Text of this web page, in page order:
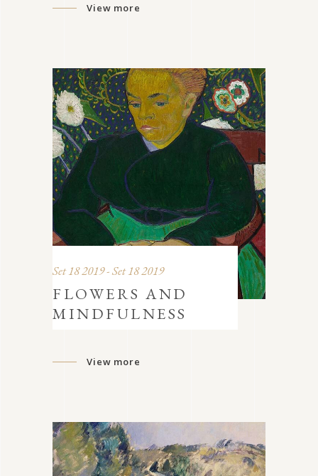
View more
Set 18 2019 - Set 18 2019
FLOWERS AND
MINDFULNESS
View more